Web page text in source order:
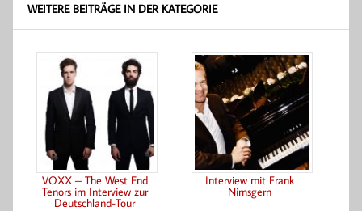
WEITERE BEITRÄGE IN DER KATEGORIE
VOXX – The West End
Tenors im Interview zur
Deutschland-Tour
Interview mit Frank
Nimsgern